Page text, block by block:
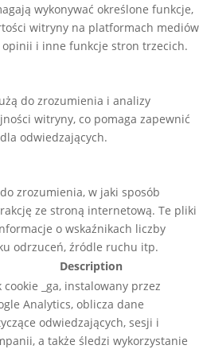
wykonywać określone funkcje,
witryny na platformach mediów
opinii i inne funkcje stron trzecich.
do zrozumienia i analizy
witryny, co pomaga zapewnić
odwiedzających.
zrozumienia, w jaki sposób
ze stroną internetową. Te pliki
o wskaźnikach liczby
odrzuceń, źródle ruchu itp.
Description
cookie _ga, instalowany przez
Analytics, oblicza dane
odwiedzających, sesji i
a także śledzi wykorzystanie